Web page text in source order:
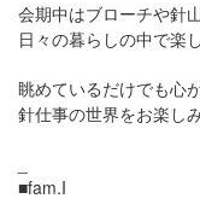
会期中はブローチや針
日々の暮らしの中で楽
眺めているだけでも心
針仕事の世界をお楽し
■fam.I